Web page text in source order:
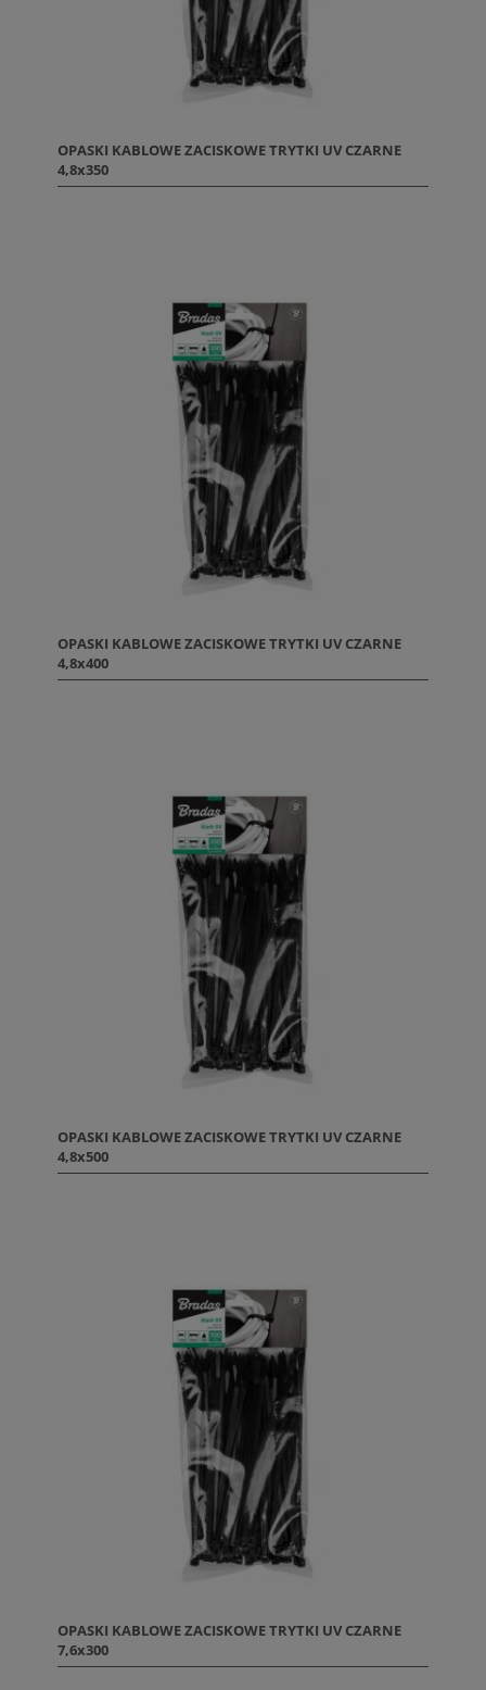
OPASKI KABLOWE ZACISKOWE TRYTKI UV CZARNE
4,8x350
OPASKI KABLOWE ZACISKOWE TRYTKI UV CZARNE
4,8x400
OPASKI KABLOWE ZACISKOWE TRYTKI UV CZARNE
4,8x500
OPASKI KABLOWE ZACISKOWE TRYTKI UV CZARNE
7,6x300